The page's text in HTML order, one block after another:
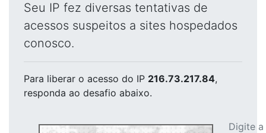
Seu IP fez diversas tentativas de
acessos suspeitos a sites hospedados
conosco.
Para liberar o acesso do IP 216.73.217.84,
responda ao desafio abaixo.
Digite